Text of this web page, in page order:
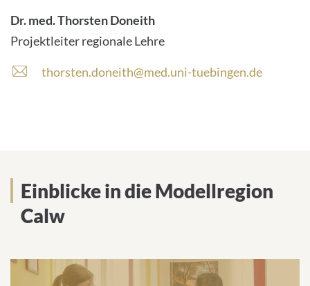
Dr. med. Thorsten Doneith
Projektleiter regionale Lehre
thorsten.doneith@med.uni-tuebingen.de
Einblicke in die Modellregion
Calw
We